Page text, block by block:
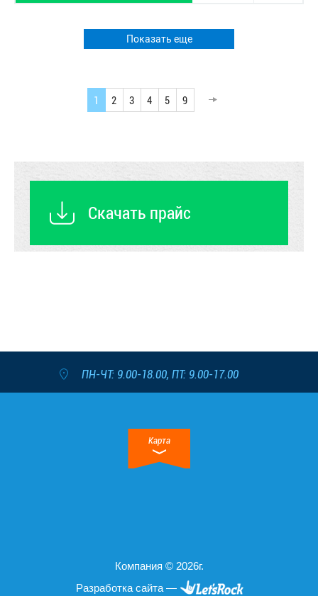
Показать еще
1 2 3 4 5 9
Скачать прайс
ПН-ЧТ: 9.00-18.00, ПТ: 9.00-17.00
Карта
Компания © 2026г.
Разработка сайта —